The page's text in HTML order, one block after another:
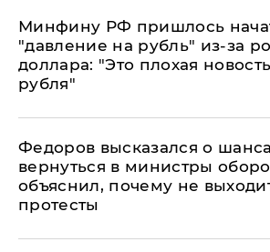
Минфину РФ пришлось
"давление на рубль" из-за
доллара: "Это плохая
рубля"
Федоров высказался о
вернуться в министры
объяснил, почему не
протесты